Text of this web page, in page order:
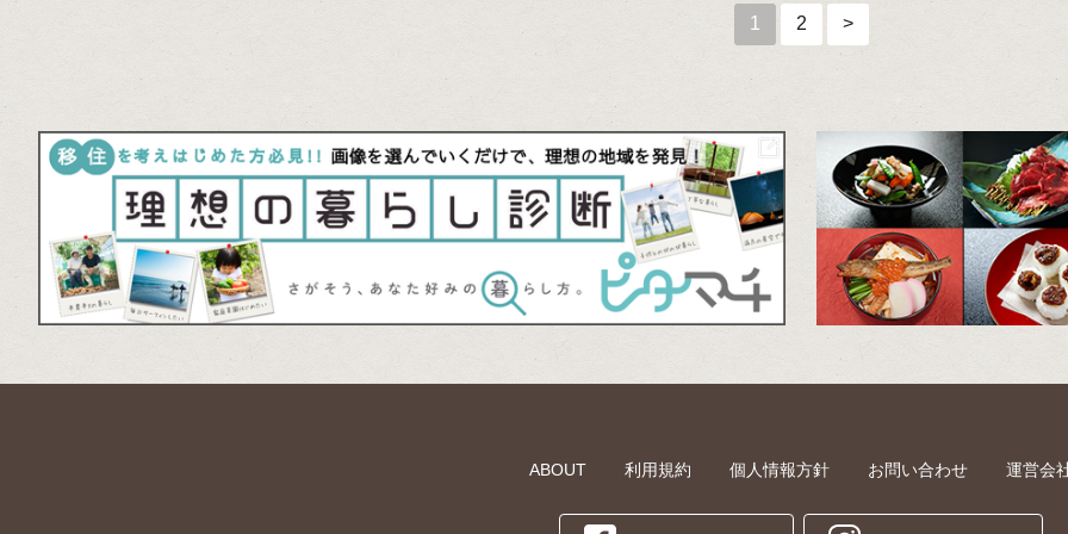
1 2 >
ABOUT 利用規約 個人情報方針 お問い合わせ 運営会